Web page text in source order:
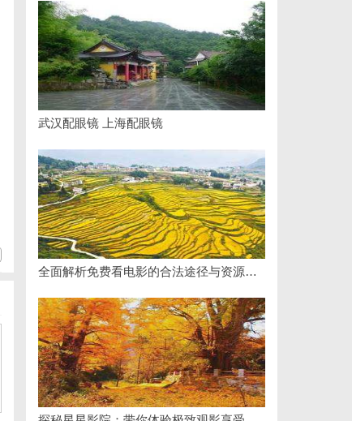
武汉配眼镜 上海配眼镜
全面解析免费看电影的合法途径与资源推荐